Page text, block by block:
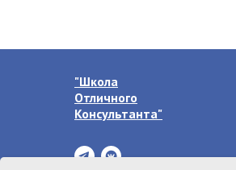
"Школа
Отличного
Консультанта"